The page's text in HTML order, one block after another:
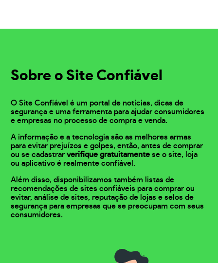
Sobre o Site Confiável
O Site Confiável é um portal de notícias, dicas de
segurança e uma ferramenta para ajudar consumidores
e empresas no processo de compra e venda.
A informação e a tecnologia são as melhores armas
para evitar prejuízos e golpes, então, antes de comprar
ou se cadastrarverifique gratuitamente se o site, loja
ou aplicativo é realmente confiável.
Além disso, disponibilizamos também listas de
recomendações de sites confiáveis para comprar ou
evitar, análise de sites, reputação de lojas e selos de
segurança para empresas que se preocupam com seus
consumidores.